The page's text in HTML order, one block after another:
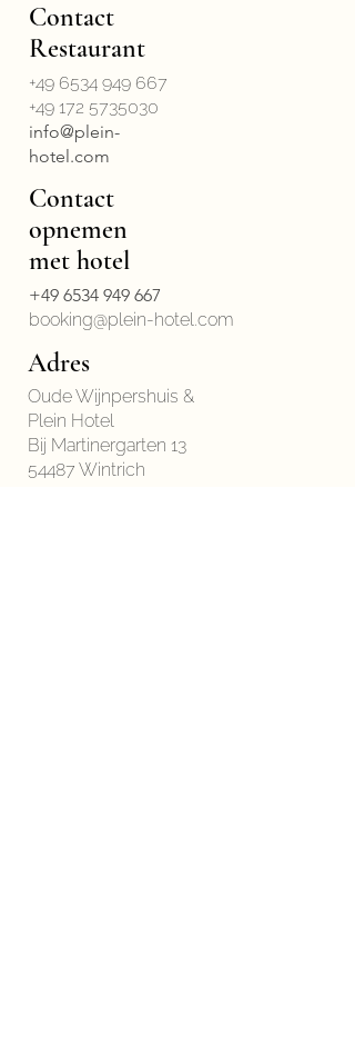
Contact
Restaurant
+49 6534 949 667
+49 172 5735030
info@plein-
hotel.com
Contact
opnemen
met hotel
+49 6534 949 667
booking@plein-hotel.com
Adres
Oude Wijnpershuis &
Plein Hotel
Bij Martinergarten 13
54487 Wintrich